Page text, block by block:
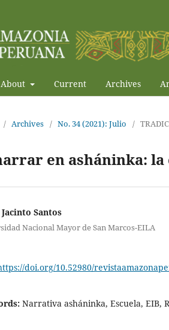
About Current Archives
/ Archives / No. 34 (2021): Julio /
en asháninka:
Santos
Nacional Mayor de San Marcos-EILA
doi.org/10.52980/
Narrativa asháninka, Escuela, EIB,